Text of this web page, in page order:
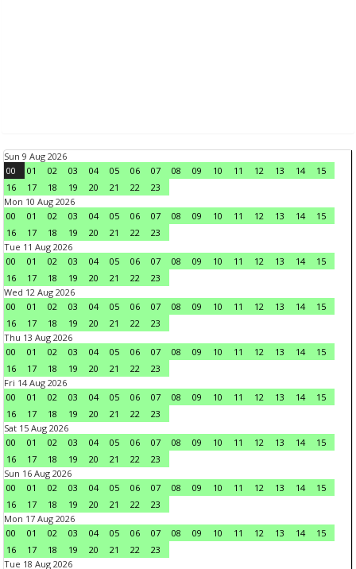
Sun 9 Aug 2026
00
01 02 03 04 05 06 07 08 09 10 11 12 13 14
15
16
17 18 19 20 21 22
23
Mon 10 Aug 2026
00
01 02 03 04 05 06 07 08 09 10 11 12 13 14
15
16
17 18 19 20 21 22
23
Tue 11 Aug 2026
00
01 02 03 04 05 06 07 08 09 10 11 12 13 14
15
16
17 18 19 20 21 22
23
Wed 12 Aug 2026
00
01 02 03 04 05 06 07 08 09 10 11 12 13 14
15
16
17 18 19 20 21 22
23
Thu 13 Aug 2026
00
01 02 03 04 05 06 07 08 09 10 11 12 13 14
15
16
17 18 19 20 21 22
23
Fri 14 Aug 2026
00
01 02 03 04 05 06 07 08 09 10 11 12 13 14
15
16
17 18 19 20 21 22
23
Sat 15 Aug 2026
00
01 02 03 04 05 06 07 08 09 10 11 12 13 14
15
16
17 18 19 20 21 22
23
Sun 16 Aug 2026
00
01 02 03 04 05 06 07 08 09 10 11 12 13 14
15
16
17 18 19 20 21 22
23
Mon 17 Aug 2026
00
01 02 03 04 05 06 07 08 09 10 11 12 13 14
15
16
17 18 19 20 21 22
23
Tue 18 Aug 2026